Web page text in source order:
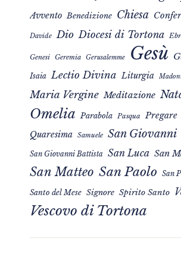
Avvento Benedizione Chiesa
Davide Dio Diocesi di Tortona
Genesi Geremia Gerusalemme Gesù
Isaia Lectio Divina Liturgia
Maria Vergine Meditazione
Omelia Parabola Pasqua Pregare
Quaresima Samuele San Giovanni
San Giovanni Battista San Luca San
San Matteo San Paolo San
Santo del Mese Signore Spirito Santo
Vescovo di Tortona